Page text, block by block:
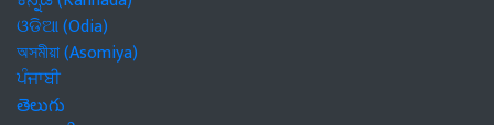
ଓଡିଆ (Odia)
অসমীয়া (Asomiya)
ਪੰਜਾਬੀ
తెలుగు